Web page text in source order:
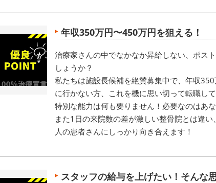
年収350万円〜450万円を狙える！
治療家さんの中でなかなか昇給しない、ポス
しょうか？
私たちは施設長候補を絶賛募集中で、年収
に行かない方、これを機に思い切って転職し
特別な能力は何も要りません！必要なのはあ
また1日の来院数の差が激しい整骨院とは違
人の患者さんにしっかり向き合えます！
スタッフの給与を上げたい！そんな